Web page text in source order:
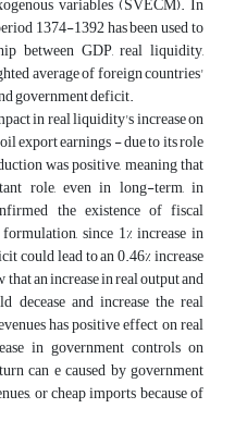
1374-1392 has been used to
between GDP, real liquidity,
average of foreign countries'
government deficit.
in real liquidity's increase on
export earnings - due to its role
was positive, meaning that
role, even in long-term, in
the existence of fiscal
since 1% increase in
could lead to an 0.46% increase
an increase in real output and
decease and increase the real
has positive effect on real
in government controls on
can e caused by government
or cheap imports because of